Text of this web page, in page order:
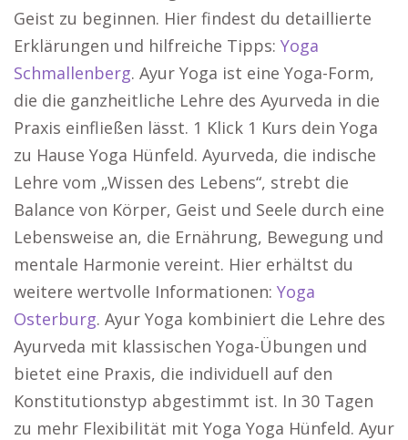
Geist zu beginnen. Hier findest du detaillierte
Erklärungen und hilfreiche Tipps: Yoga
Schmallenberg. Ayur Yoga ist eine Yoga-Form,
die die ganzheitliche Lehre des Ayurveda in die
Praxis einfließen lässt. 1 Klick 1 Kurs dein Yoga
zu Hause Yoga Hünfeld. Ayurveda, die indische
Lehre vom „Wissen des Lebens“, strebt die
Balance von Körper, Geist und Seele durch eine
Lebensweise an, die Ernährung, Bewegung und
mentale Harmonie vereint. Hier erhältst du
weitere wertvolle Informationen: Yoga
Osterburg. Ayur Yoga kombiniert die Lehre des
Ayurveda mit klassischen Yoga-Übungen und
bietet eine Praxis, die individuell auf den
Konstitutionstyp abgestimmt ist. In 30 Tagen
zu mehr Flexibilität mit Yoga Yoga Hünfeld. Ayur